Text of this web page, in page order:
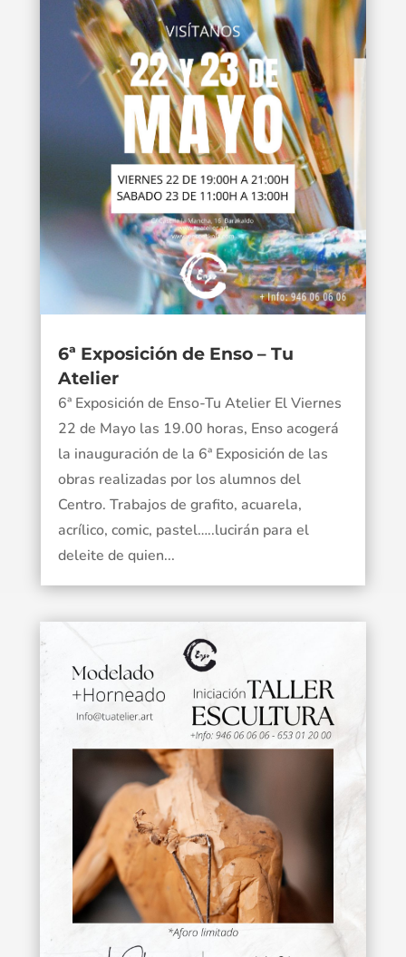
6ª Exposición de Enso – Tu
Atelier
6ª Exposición de Enso-Tu Atelier El Viernes
22 de Mayo las 19.00 horas, Enso acogerá
la inauguración de la 6ª Exposición de las
obras realizadas por los alumnos del
Centro. Trabajos de grafito, acuarela,
acrílico, comic, pastel…..lucirán para el
deleite de quien...